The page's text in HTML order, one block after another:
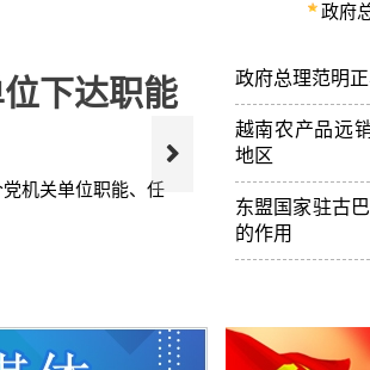
政府总
下达职能
机关单位职能、任
苏林总
特别历
2024年12月29
国家级特别历史
医海上懒翁黎友
政府总理范明
越南农产品远
地区
东盟国家驻古
的作用
苏林总书记向